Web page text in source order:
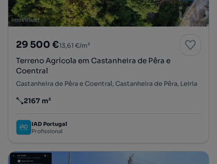
29 500 €13,61 €/m²
Terreno Agrícola em Castanheira de Pêra e
Coentral
Castanheira de Pêra e Coentral, Castanheira de Pêra, Leiria
Preço por metro quadrado
2167 m²
IAD Portugal
Profissional